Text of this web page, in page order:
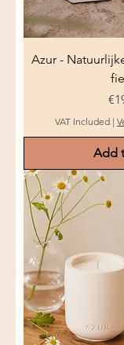
Azur -
VAT Included |
Add